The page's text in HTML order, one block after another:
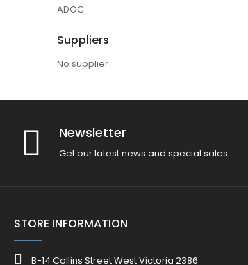
ADOC
Suppliers
No supplier
Newsletter
Get our latest news and special sales
STORE INFORMATION
B-14 Collins Street West Victoria 2386